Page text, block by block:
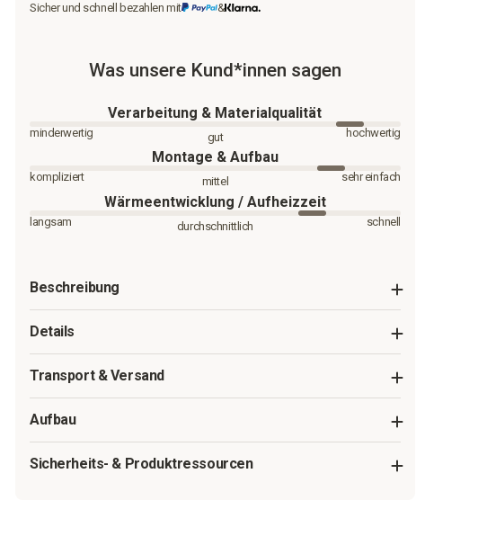
Sicher und schnell bezahlen mit &
Was unsere Kund*innen sagen
Verarbeitung & Materialqualität
minderwertig gut hochwertig
Montage & Aufbau
kompliziert mittel sehr einfach
Wärmeentwicklung / Aufheizzeit
langsam durchschnittlich schnell
Beschreibung
Details
Transport & Versand
Aufbau
Sicherheits- & Produktressourcen